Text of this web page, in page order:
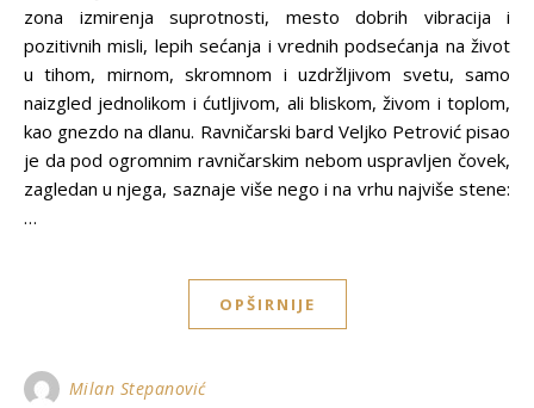
zona izmirenja suprotnosti, mesto dobrih vibracija i
pozitivnih misli, lepih sećanja i vrednih podsećanja na život
u tihom, mirnom, skromnom i uzdržljivom svetu, samo
naizgled jednolikom i ćutljivom, ali bliskom, živom i toplom,
kao gnezdo na dlanu. Ravničarski bard Veljko Petrović pisao
je da pod ogromnim ravničarskim nebom uspravljen čovek,
zagledan u njega, saznaje više nego i na vrhu najviše stene:
…
OPŠIRNIJE
Milan Stepanović